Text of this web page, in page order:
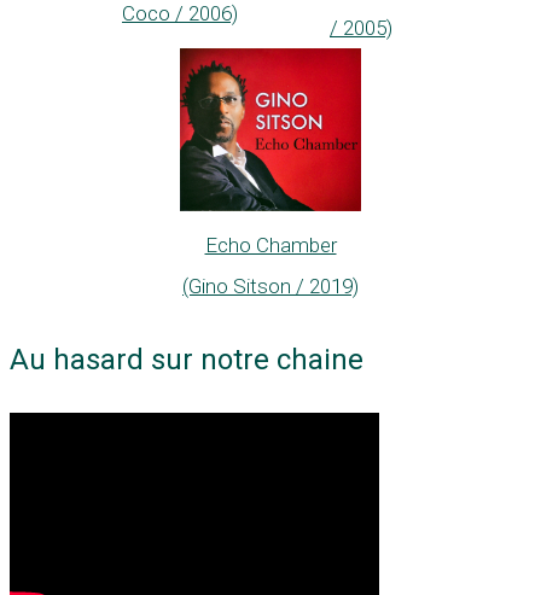
Coco / 2006)
/ 2005)
Echo Chamber
(Gino Sitson / 2019)
Au hasard sur notre chaine